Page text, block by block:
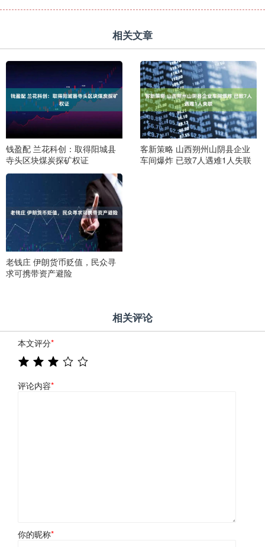
相关文章
钱盈配 兰花科创：取得阳城县
寺头区块煤炭探矿权证
客新策略 山西朔州山阴县企业
车间爆炸 已致7人遇难1人失联
老钱庄 伊朗货币贬值，民众寻
求可携带资产避险
相关评论
本文评分*
评论内容*
你的昵称*